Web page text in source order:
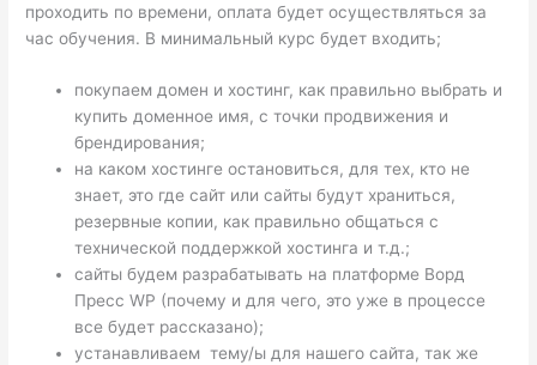
проходить по времени, оплата будет осуществляться за
час обучения. В минимальный курс будет входить;
покупаем домен и хостинг, как правильно выбрать и
купить доменное имя, с точки продвижения и
брендирования;
на каком хостинге остановиться, для тех, кто не
знает, это где сайт или сайты будут храниться,
резервные копии, как правильно общаться с
технической поддержкой хостинга и т.д.;
сайты будем разрабатывать на платформе Ворд
Пресс WP (почему и для чего, это уже в процессе
все будет рассказано);
устанавливаем тему/ы для нашего сайта, так же